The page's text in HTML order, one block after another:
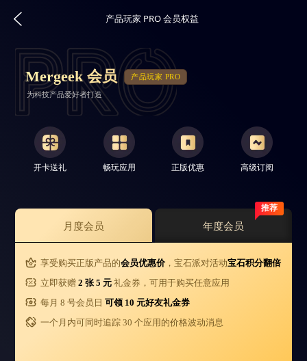
产品玩家 PRO 会员权益
Mergeek 会员 产品玩家 PRO
为科技产品爱好者打造
开卡送礼 畅玩应用 正版优惠 高级订阅
月度会员
推荐
年度会员
享受购买正版产品的会员优惠价 ，宝石派对活动宝石积分翻倍
立即获赠2 张 5 元 礼金券，可用于购买任意应用
每月 8 号会员日可领 10 元好友礼金券
一个月内可同时追踪 30 个应用的价格波动消息